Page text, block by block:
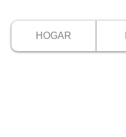
HOGAR